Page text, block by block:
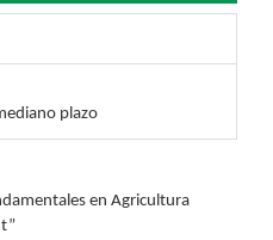
plazo
en Agricultura